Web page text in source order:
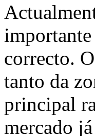
importante
correcto.
tanto da
principal
mercado